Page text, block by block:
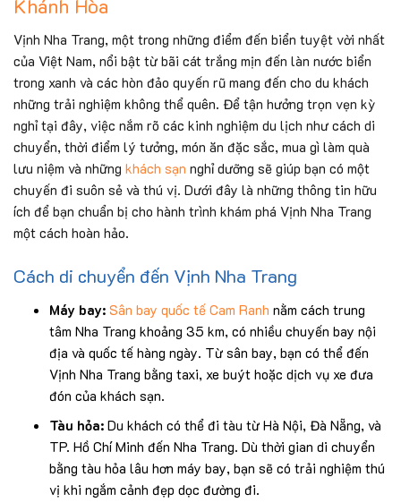
Khánh Hòa
Vịnh Nha Trang, một trong những điểm đến biển tuyệt vời nhất
của Việt Nam, nổi bật từ bãi cát trắng mịn đến làn nước biển
trong xanh và các hòn đảo quyến rũ mang đến cho du khách
những trải nghiệm không thể quên. Để tận hưởng trọn vẹn kỳ
nghỉ tại đây, việc nắm rõ các kinh nghiệm du lịch như cách di
chuyển, thời điểm lý tưởng, món ăn đặc sắc, mua gì làm quà
lưu niệm và những khách sạn nghỉ dưỡng sẽ giúp bạn có một
chuyến đi suôn sẻ và thú vị. Dưới đây là những thông tin hữu
ích để bạn chuẩn bị cho hành trình khám phá Vịnh Nha Trang
một cách hoàn hảo.
Cách di chuyển đến Vịnh Nha Trang
Máy bay: Sân bay quốc tế Cam Ranh nằm cách trung
tâm Nha Trang khoảng 35 km, có nhiều chuyến bay nội
địa và quốc tế hàng ngày. Từ sân bay, bạn có thể đến
Vịnh Nha Trang bằng taxi, xe buýt hoặc dịch vụ xe đưa
đón của khách sạn.
Tàu hỏa:Du khách có thể đi tàu từ Hà Nội, Đà Nẵng, và
TP. Hồ Chí Minh đến Nha Trang. Dù thời gian di chuyển
bằng tàu hỏa lâu hơn máy bay, bạn sẽ có trải nghiệm thú
vị khi ngắm cảnh đẹp dọc đường đi.